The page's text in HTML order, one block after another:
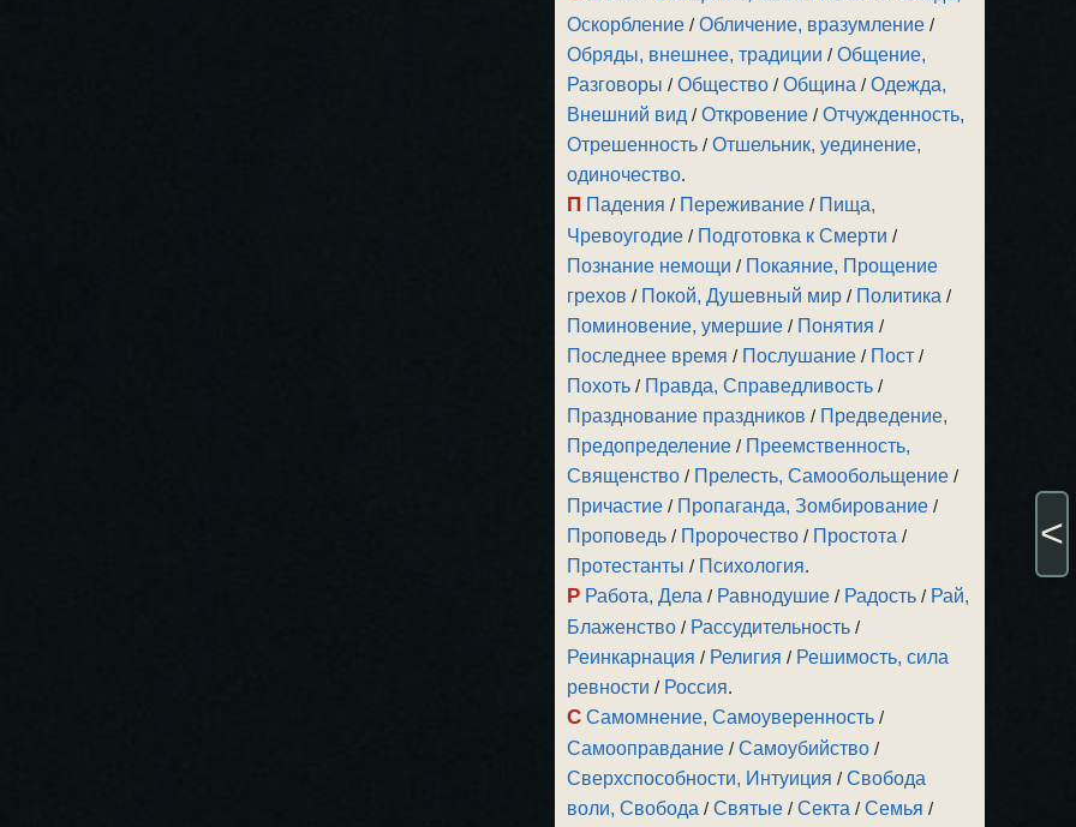
Оскорбление /Обличение, вразумление /
Обряды, внешнее, традиции /Общение,
Разговоры /Общество /Община /Одежда,
Внешний вид /Откровение /Отчужденность,
Отрешенность /Отшельник, уединение,
одиночество.
П Падения / Переживание / Пища,
Чревоугодие / Подготовка к Смерти /
Познание немощи / Покаяние, Прощение
грехов / Покой, Душевный мир / Политика /
Поминовение, умершие / Понятия /
Последнее время / Послушание / Пост /
Похоть / Правда, Справедливость /
Празднование праздников / Предведение,
Предопределение / Преемственность,
Священство / Прелесть, Самообольщение /
Причастие / Пропаганда, Зомбирование /
Проповедь / Пророчество / Простота /
Протестанты / Психология.
Р Работа, Дела / Равнодушие / Радость / Рай,
Блаженство / Рассудительность /
Реинкарнация / Религия / Решимость, сила
ревности / Россия.
С Самомнение, Самоуверенность /
Самооправдание /Самоубийство /
Сверхспособности, Интуиция /Свобода
воли, Свобода /Святые /Секта /Семья /
<